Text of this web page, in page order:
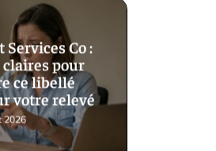
Co :
pour
ce libellé
votre relevé
2026